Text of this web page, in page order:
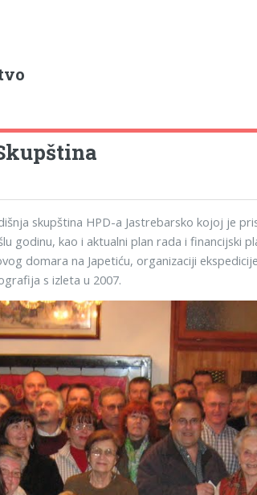
skupština HPD-a Jastrebarsko kojoj je
godinu, kao i aktualni plan rada i financijski
domara na Japetiću, organizaciji
s izleta u 2007.